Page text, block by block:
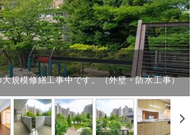
規模修繕工事中です。（外壁・防水工事）